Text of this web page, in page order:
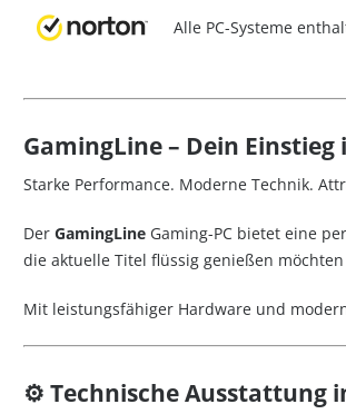
Alle PC-Systeme
GamingLine – Dein Einstieg
Starke Performance. Moderne Technik.
Der GamingLine Gaming-PC bietet eine
die aktuelle Titel flüssig genießen
Mit leistungsfähiger Hardware und
⚙️ Technische Ausstattung